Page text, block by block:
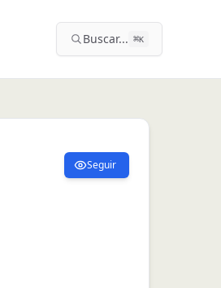
Buscar... ⌘K
Seguir